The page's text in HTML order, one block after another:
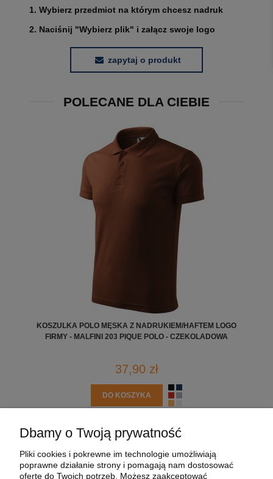
1. Wybierz przedmiot na którym chcesz nadruk
2. Naciśnij "Wybierz plik" i załącz swoje logo
zapytaj o produkt
POLECANE DLA CIEBIE
KOSZULKA POLO MĘSKA Z NADRUKIEM/HAFTEM LOGO
FIRMY - MALFINI 203 PIQUE POLO - CZEKOLADOWA
37,90 zł
DO KOSZYKA
MOJE KONTO
Dbamy o Twoją prywatność
Pliki cookies i pokrewne im technologie umożliwiają
poprawne działanie strony i pomagają nam dostosować
ofertę do Twoich potrzeb. Możesz zaakceptować